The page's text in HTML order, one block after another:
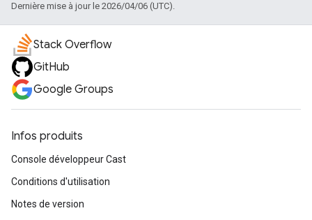
Dernière mise à jour le 2026/04/06 (UTC).
Stack Overflow
GitHub
Google Groups
Infos produits
Console développeur Cast
Conditions d'utilisation
Notes de version